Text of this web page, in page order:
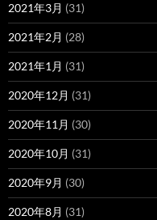
2021年3月 (31)
2021年2月 (28)
2021年1月 (31)
2020年12月 (31)
2020年11月 (30)
2020年10月 (31)
2020年9月 (30)
2020年8月 (31)